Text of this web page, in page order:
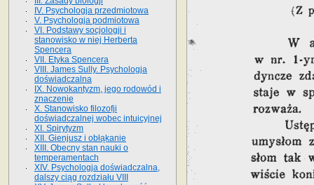
IV. Psychologja przedmiotowa
V. Psychologja podmiotowa
VI. Podstawy socjologji i
stanowisko w niej Herberta
Spencera
VII. Etyka Spencera
VIII. James Sully. Psychologja
doświadczalna
IX. Nowokantyzm, jego rodowód i
znaczenie
X. Stanowisko filozofji
doświadczalnej wobec intuicyjnej
XI. Spirytyzm
XII. Gienjusz i obłąkanie
XIII. Obecny stan nauki o
temperamentach
XIV. Psychologja doświadczalna,
dalszy ciąg rozdziału VIII